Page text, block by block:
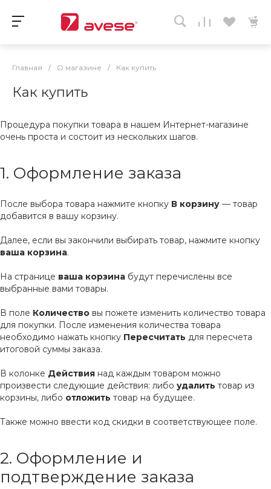
Главная / О магазине / Как купить
Как купить
Процедура покупки товара в нашем Интернет-магазине
очень проста и состоит из нескольких шагов.
1. Оформление заказа
После выбора товара нажмите кнопку В корзину — товар
добавится в вашу корзину.
Далее, если вы закончили выбирать товар, нажмите кнопку
ваша корзина.
На странице ваша корзина будут перечислены все
выбранные вами товары.
В поле Количество вы пожете изменить количество товара
для покупки. После изменения количества товара
необходимо нажать кнопку Пересчитать для пересчета
итоговой суммы заказа.
В колонке Действия над каждым товаром можно
произвести следующие действия: либо удалить товар из
корзины, либо отложить товар на будущее.
Также можно ввести код скидки в соответствующее поле.
2. Оформление и
подтверждение заказа